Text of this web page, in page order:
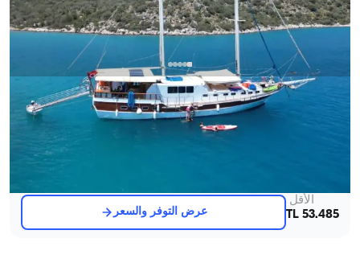
قارب جديد
الأقل
53.485 TL
عرض التوفر والسعر